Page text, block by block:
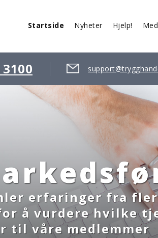
Startside Nyheter Hjelp!
erfaringer fra
å vurdere hvilke
til våre medlemmer